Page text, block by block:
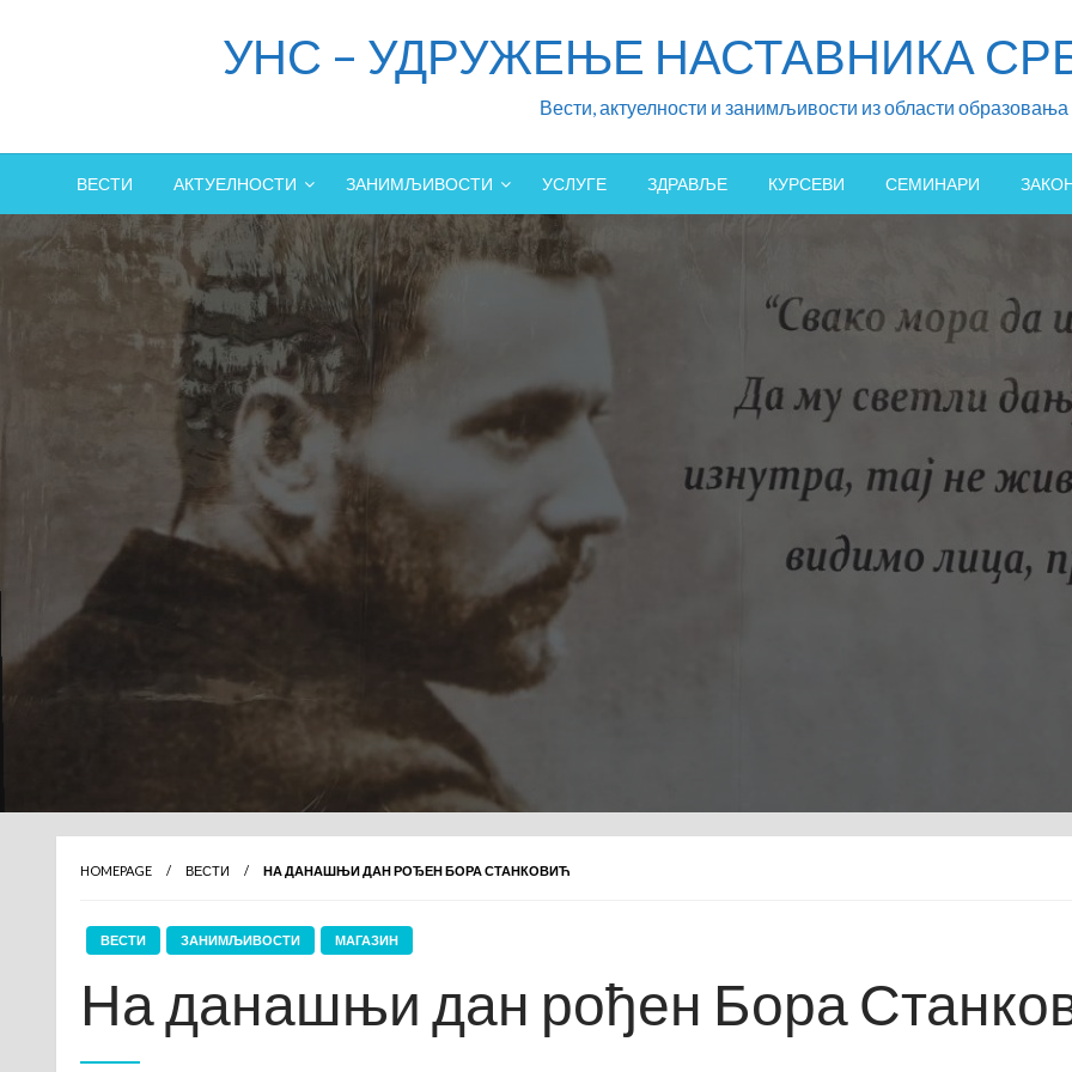
УНС – УДРУЖЕЊЕ НАСТАВНИКА
Вести, актуелности и занимљивости из области образовања
ВЕСТИ АКТУЕЛНОСТИ ЗАНИМЉИВОСТИ УСЛУГЕ ЗДРАВЉЕ КУРСЕВИ СЕМИНАРИ
HOMEPAGE ВЕСТИ НА ДАНАШЊИ ДАН РОЂЕН БОРА СТАНКОВИЋ
ВЕСТИ ЗАНИМЉИВОСТИ МАГАЗИН
На данашњи дан рођен Бора